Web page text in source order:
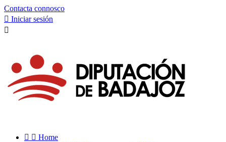
Contacta connosco
 Iniciar sesión

  Home